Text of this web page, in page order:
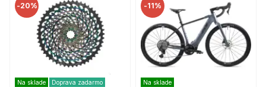
-20%
Na sklade Doprava zadarmo
-11%
Na sklade